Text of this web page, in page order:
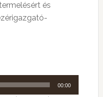
és
00:00